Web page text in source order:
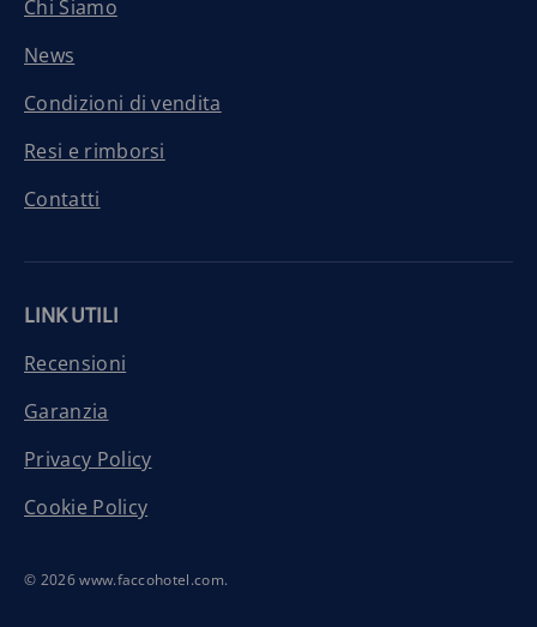
Chi Siamo
News
Condizioni di vendita
Resi e rimborsi
Contatti
LINK UTILI
Recensioni
Garanzia
Privacy Policy
Cookie Policy
© 2026www.faccohotel.com.